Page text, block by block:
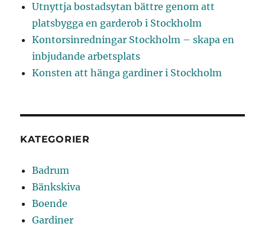
Utnyttja bostadsytan bättre genom att
platsbygga en garderob i Stockholm
Kontorsinredningar Stockholm – skapa en
inbjudande arbetsplats
Konsten att hänga gardiner i Stockholm
KATEGORIER
Badrum
Bänkskiva
Boende
Gardiner